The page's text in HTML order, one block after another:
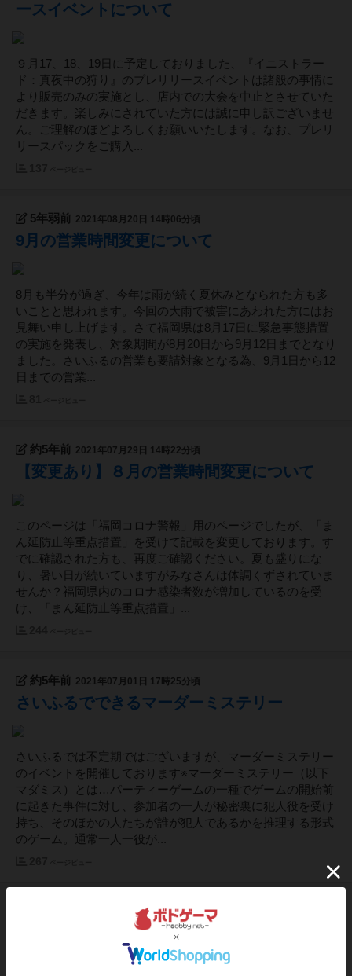
ースイベントについて
９月17、18、19日に予定しておりました、『イニストラー
ド：真夜中の狩り』のプレリリースイベントは諸般の事情に
より販売のみの実施とし、店内での大会を中止とさせていた
だきます。楽しみにされていた方には誠に申し訳ございませ
ん。ご理解のほどよろしくお願いいたします。なお、プレリ
リースパックをご購入...
5年弱前 2021年08月20日 14時06分頃
9月の営業時間変更について
8月も半分が過ぎ、今年は雨が続く夏休みとなられた方も多
いことと思われます。今回の大雨で被害にあわれた方にはお
見舞い申し上げます。さて福岡県は8月17日に緊急事態措置
の実施を発表し、対象期間が8月20日から9月12日までとなり
ました。さいふるの営業も要請対象となる為、9月1日から12
日までの営業...
約5年前 2021年07月29日 14時22分頃
【変更あり】８月の営業時間変更について
このページは「福岡コロナ警報」用のページでしたが、「ま
ん延防止等重点措置」を受けて記載を変更しております。す
でに確認された方も、再度ご確認ください。夏も盛りにな
り、暑い日が続いていますがみなさんは体調くずされていま
せんか？福岡県内のコロナ感染者数が増加しているのを受
け、「まん延防止等重点措置」...
約5年前 2021年07月01日 17時25分頃
さいふるでできるマーダーミステリー
さいふるでは不定期ではございますが、マーダーミステリー
のイベントを開催しております※マーダーミステリー（以下
マダミス）とは…パーティーゲームの一種でゲームの開始前
に起きた事件に対し、参加者の一人が秘密裏に犯人役を受け
持ち、そのほかの人たちが誰が犯人であるかを推理する形式
のゲーム。通常一人一役が...
2021年06月21日 14時22分頃
営業再開のお知らせ